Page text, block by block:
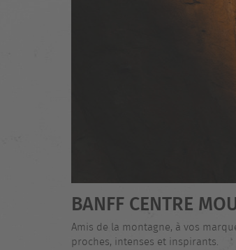
BANFF CENTRE
Amis de la montagne, à vos
proches, intenses et inspirants.